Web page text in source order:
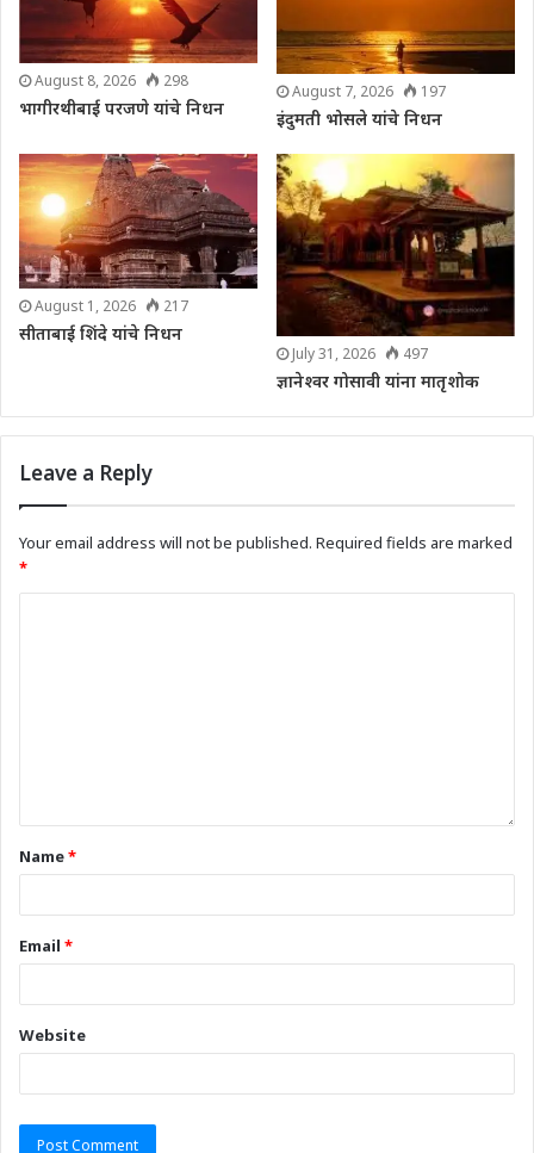
August 8, 2026 298
भागीरथीबाई परजणे यांचे निधन
August 7, 2026 197
इंदुमती भोसले यांचे निधन
August 1, 2026 217
सीताबाई शिंदे यांचे निधन
July 31, 2026 497
ज्ञानेश्वर गोसावी यांना मातृशोक
Leave a Reply
Your email address will not be published. Required fields are marked
*
Name*
Email *
Website